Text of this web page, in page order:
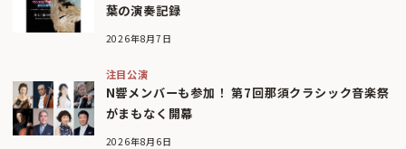
葉の演奏記録
2026年8月7日
注目公演
N響メンバーも参加！ 第7回那須クラシック音楽祭
がまもなく開幕
2026年8月6日